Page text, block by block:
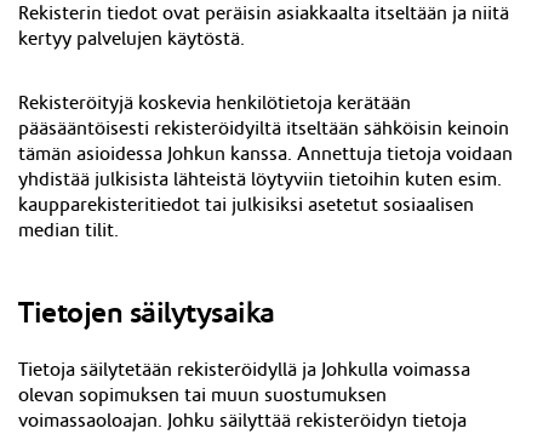
Rekisterin tiedot ovat peräisin asiakkaalta itseltään ja niitä
kertyy palvelujen käytöstä.
Rekisteröityjä koskevia henkilötietoja kerätään
pääsääntöisesti rekisteröidyiltä itseltään sähköisin keinoin
tämän asioidessa Johkun kanssa. Annettuja tietoja voidaan
yhdistää julkisista lähteistä löytyviin tietoihin kuten esim.
kaupparekisteritiedot tai julkisiksi asetetut sosiaalisen
median tilit.
Tietojen säilytysaika
Tietoja säilytetään rekisteröidyllä ja Johkulla voimassa
olevan sopimuksen tai muun suostumuksen
voimassaoloajan. Johku säilyttää rekisteröidyn tietoja